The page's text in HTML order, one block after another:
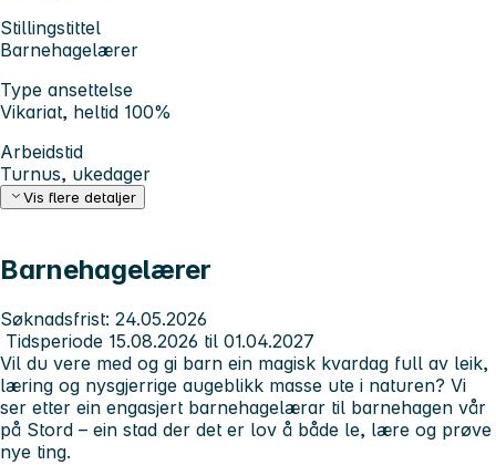
Stillingstittel
Barnehagelærer
Type ansettelse
Vikariat, heltid 100%
Arbeidstid
Turnus, ukedager
Vis flere detaljer
Barnehagelærer
Søknadsfrist: 24.05.2026
Tidsperiode 15.08.2026 til 01.04.2027
Vil du vere med og gi barn ein magisk kvardag full av leik,
læring og nysgjerrige augeblikk masse ute i naturen? Vi
ser etter ein engasjert barnehagelærar til barnehagen vår
på Stord – ein stad der det er lov å både le, lære og prøve
nye ting.